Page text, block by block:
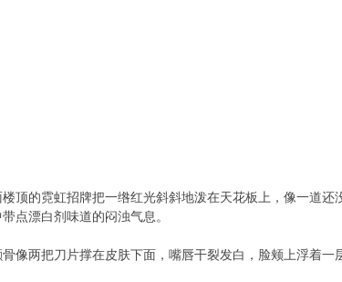
顶的霓虹招牌把一绺红光斜斜地泼在天花板上，像一道还
点漂白剂味道的闷浊气息。
像两把刀片撑在皮肤下面，嘴唇干裂发白，脸颊上浮着一